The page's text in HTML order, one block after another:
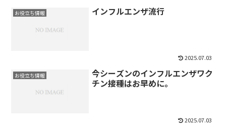
お役立ち情報 インフルエンザ流行
2025.07.03
お役立ち情報
今シーズンのインフルエンザワク
チン接種はお早めに。
2025.07.03